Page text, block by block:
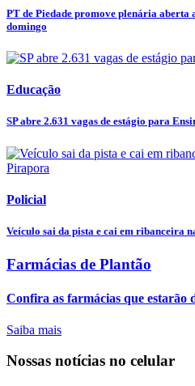
PT de Piedade promove plenária aberta
domingo
Educação
SP abre 2.631 vagas de estágio para
Policial
Veículo sai da pista e cai em ribanceira
Farmácias de Plantão
Confira as farmácias que estarão
Saiba mais
Nossas notícias no celular